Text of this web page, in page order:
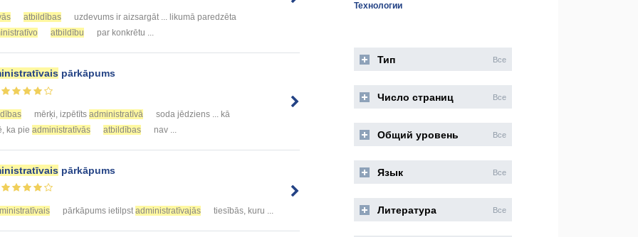
atbildības
uzdevums ir aizsargāt ... likumā paredzēta
atbildību par konkrētu ...
pārkāpums
mērķi, izpētīts administratīvā
soda jēdziens ... kā
ka pie administratīvās atbildības nav ...
pārkāpums
pārkāpums ietilpstadministratīvajās tiesībās, kuru ...
Технологии
Тип Все
Число страниц Все
Общий уровень Все
Язык Все
Литература Все